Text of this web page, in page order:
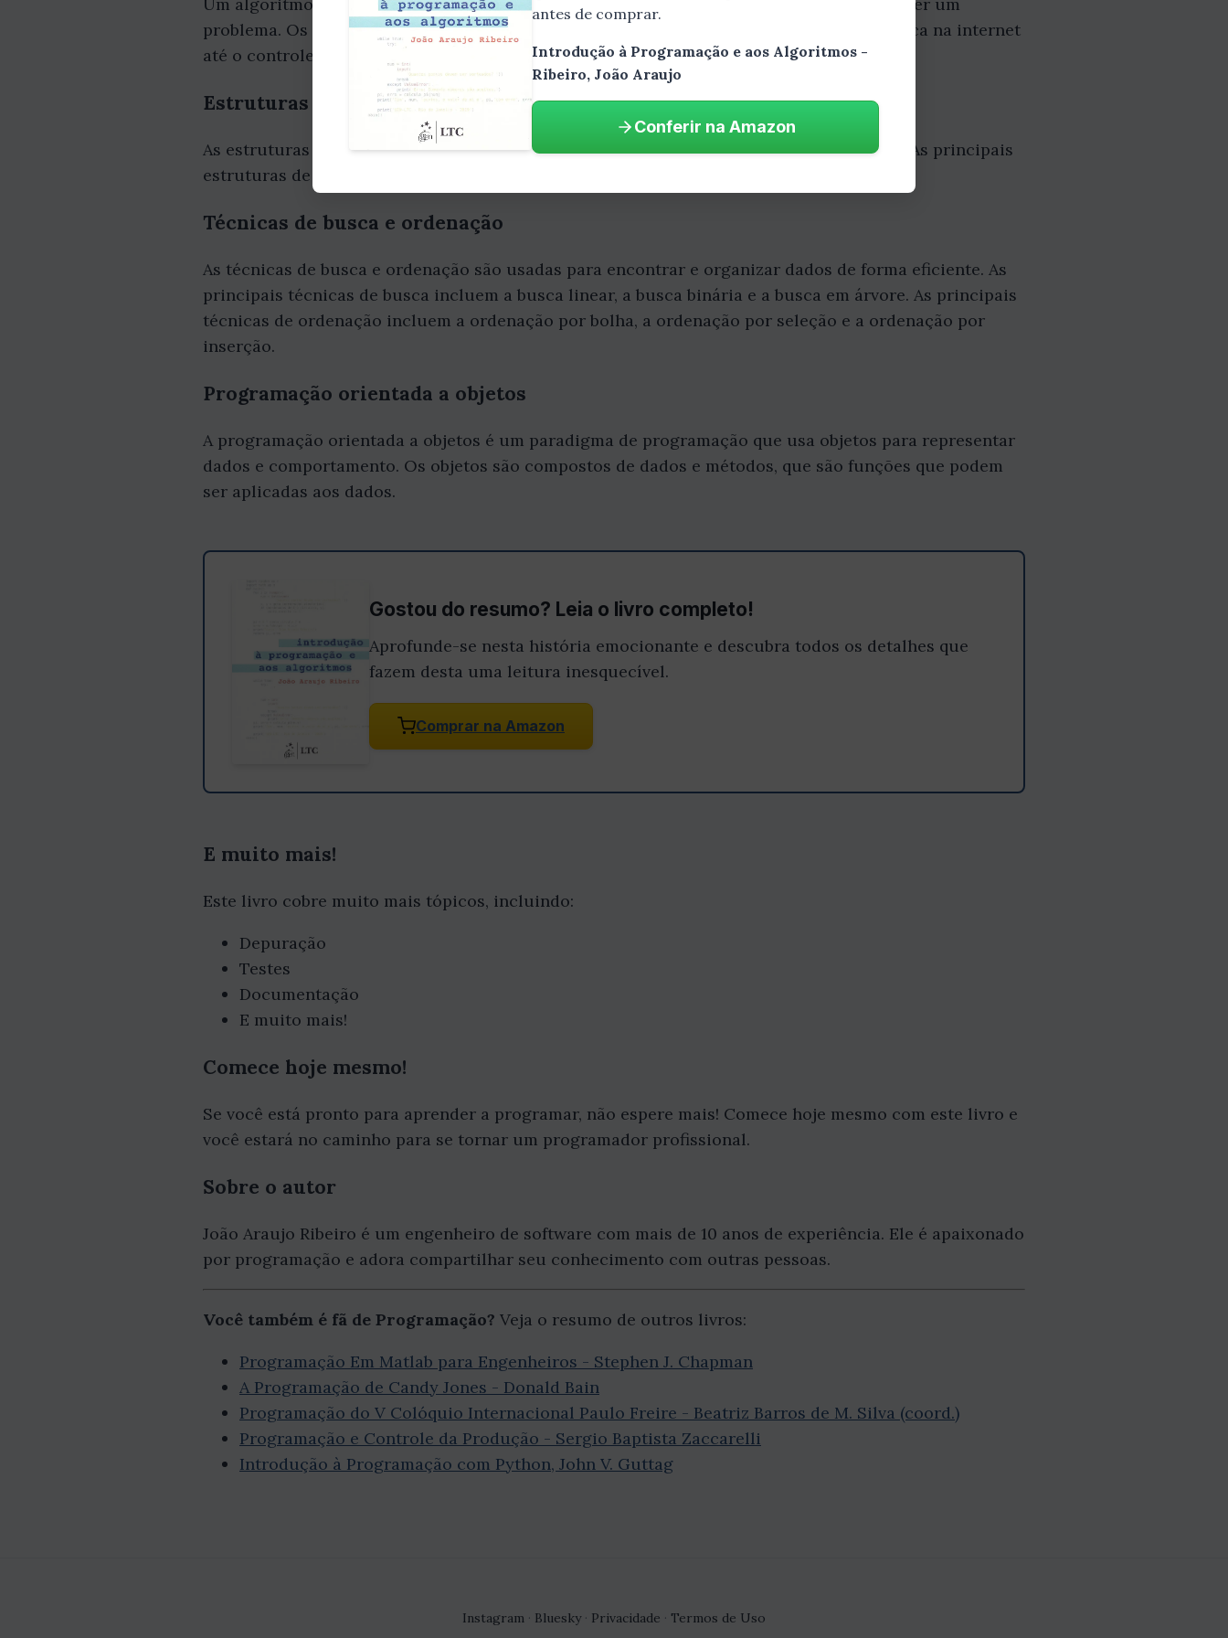
problema. Os algoritmos são usados em uma ampla variedade de aplicações, desde a busca na internet
até o controle de tráfego aéreo.
Estruturas de dados
As estruturas de dados são usadas para organizar e armazenar dados de forma eficiente. As principais
estruturas de dados incluem listas, pilhas, filas e árvores.
Técnicas de busca e ordenação
As técnicas de busca e ordenação são usadas para encontrar e organizar dados de forma eficiente. As
principais técnicas de busca incluem a busca linear, a busca binária e a busca em árvore. As principais
técnicas de ordenação incluem a ordenação por bolha, a ordenação por seleção e a ordenação por
inserção.
Programação orientada a objetos
A programação orientada a objetos é um paradigma de programação que usa objetos para representar
dados e comportamento. Os objetos são compostos de dados e métodos, que são funções que podem
ser aplicadas aos dados.
Gostou do resumo? Leia o livro completo!
Aprofunde-se nesta história emocionante e descubra todos os detalhes que
fazem desta uma leitura inesquecível.
Comprar na Amazon
E muito mais!
Este livro cobre muito mais tópicos, incluindo:
Depuração
Testes
Documentação
E muito mais!
Comece hoje mesmo!
Se você está pronto para aprender a programar, não espere mais! Comece hoje mesmo com este livro e
você estará no caminho para se tornar um programador profissional.
Sobre o autor
João Araujo Ribeiro é um engenheiro de software com mais de 10 anos de experiência. Ele é apaixonado
por programação e adora compartilhar seu conhecimento com outras pessoas.
Você também é fã de Programação? Veja o resumo de outros livros:
Programação Em Matlab para Engenheiros - Stephen J. Chapman
A Programação de Candy Jones - Donald Bain
Programação do V Colóquio Internacional Paulo Freire - Beatriz Barros de M. Silva (coord.)
Programação e Controle da Produção - Sergio Baptista Zaccarelli
Introdução à Programação com Python, John V. Guttag
antes de comprar.
Introdução à Programação e aos Algoritmos -
Ribeiro, João Araujo
Conferir na Amazon
Instagram · Bluesky· Privacidade · Termos de Uso